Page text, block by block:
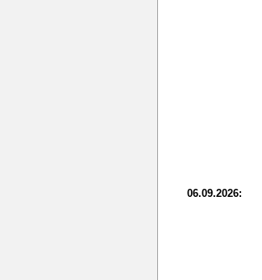
06.09.2026: